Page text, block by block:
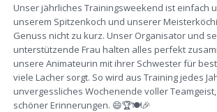
Unser jährliches Trainingsweekend ist einfach
unserem Spitzenkoch und unserer
Genuss nicht zu kurz. Unser Organisator und
unterstützende Frau halten alles perfekt
unsere Animateurin mit ihrer Schwester für
viele Lacher sorgt. So wird aus Training jedes
unvergessliches Wochenende voller
schöner Erinnerungen. 😄🏆🍽️🎉